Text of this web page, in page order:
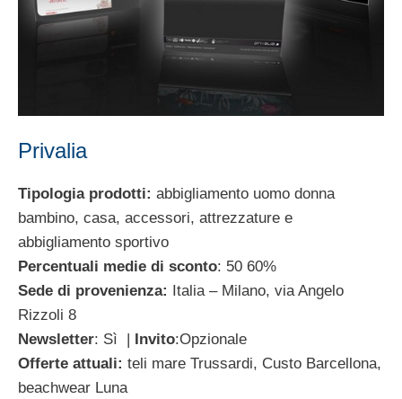
Privalia
Tipologia prodotti: abbigliamento uomo donna
bambino, casa, accessori, attrezzature e
abbigliamento sportivo
Percentuali medie di sconto: 50 60%
Sede di provenienza: Italia – Milano, via Angelo
Rizzoli 8
Newsletter: Sì | Invito:Opzionale
Offerte attuali: teli mare Trussardi, Custo Barcellona,
beachwear Luna